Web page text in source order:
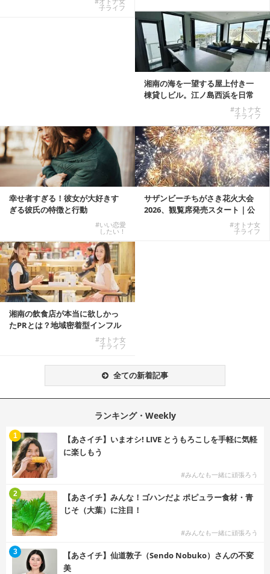
子ライフ
湘南の海を一望する屋上付き一
棟貸しビル。江ノ島西浜を日常
#オトナ女
子ライフ
幸せ者すぎる！彼女が大好きす
ぎる彼氏の特徴と行動
#いい恋愛
したい！
サザンビーチちがさき花火大会
2026、観覧席発売スタート｜公
#オトナ女
子ライフ
湘南の飲食店が本当に欲しかっ
たPRとは？地域密着型インフル
#オトナ女
子ライフ
全ての新着記事
ランキング・Weekly
【あさイチ】いまオシ! LIVE とうもろこしを手軽に気軽
に楽しもう
#みんなも一緒に頑張ろう
1
【あさイチ】みんな！ゴハンだよ ポピュラー食材・青
じそ（大葉）に注目！
#みんなも一緒に頑張ろう
2
【あさイチ】仙道敦子（Sendo Nobuko）さんの不変
美
3